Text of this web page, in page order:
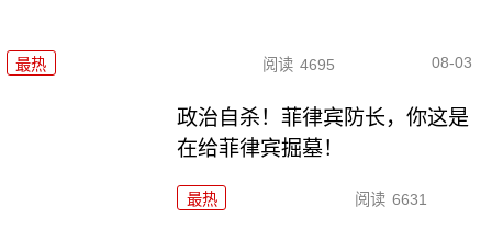
最热 阅读 4695 08-03
政治自杀！菲律宾防长，你这是
在给菲律宾掘墓！
最热 阅读 6631